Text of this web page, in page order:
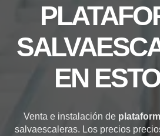
EN
Venta e instalación de
salvaescaleras. Los precios